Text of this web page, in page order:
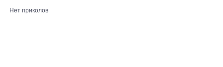
Нет приколов